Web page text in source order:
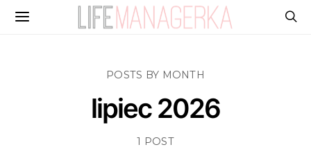
POSTS BY MONTH
lipiec 2026
1 POST